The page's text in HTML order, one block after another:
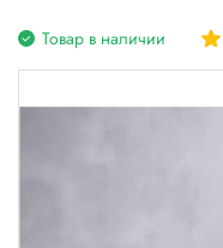
Товар в наличии